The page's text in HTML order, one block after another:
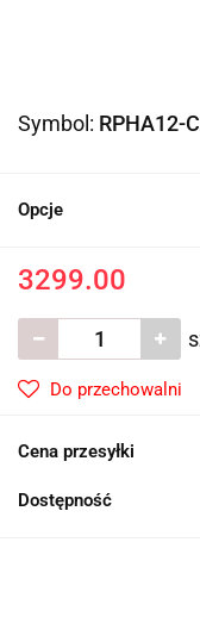
Symbol: RPHA12-
Opcje
3299.00
Do przechowalni
Cena przesyłki
Dostępność